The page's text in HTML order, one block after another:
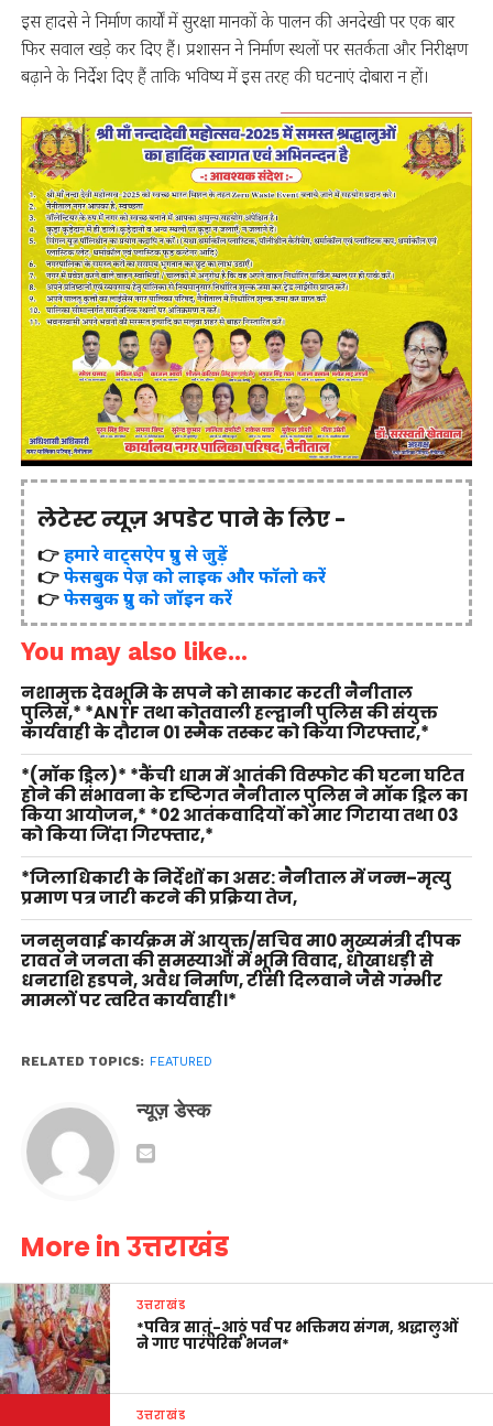
इस हादसे ने निर्माण कार्यों में सुरक्षा मानकों के पालन की अनदेखी पर एक बार
फिर सवाल खड़े कर दिए हैं। प्रशासन ने निर्माण स्थलों पर सतर्कता और निरीक्षण
बढ़ाने के निर्देश दिए हैं ताकि भविष्य में इस तरह की घटनाएं दोबारा न हों।
लेटेस्ट न्यूज़ अपडेट पाने के लिए -
👉हमारे वाट्सऐप ग्रुप से जुड़ें
👉फेसबुक पेज़ को लाइक और फॉलो करें
👉फेसबुक ग्रुप को जॉइन करें
You may also like...
नशामुक्त देवभूमि के सपने को साकार करती नैनीताल
पुलिस,* *ANTF तथा कोतवाली हल्द्वानी पुलिस की संयुक्त
कार्यवाही के दौरान 01 स्मैक तस्कर को किया गिरफ्तार,*
*(मॉक ड्रिल)* *कैंची धाम में आतंकी विस्फोट की घटना घटित
होने की संभावना के दृष्टिगत नैनीताल पुलिस ने मॉक ड्रिल का
किया आयोजन,* *02 आतंकवादियों को मार गिराया तथा 03
को किया जिंदा गिरफ्तार,*
*जिलाधिकारी के निर्देशों का असर: नैनीताल में जन्म–मृत्यु
प्रमाण पत्र जारी करने की प्रक्रिया तेज,
जनसुनवाई कार्यक्रम में आयुक्त/सचिव मा0 मुख्यमंत्री दीपक
रावत ने जनता की समस्याओं में भूमि विवाद, धोखाधड़ी से
धनराशि हडपने, अवैध निर्माण, टीसी दिलवाने जैसे गम्भीर
मामलों पर त्वरित कार्यवाही।*
RELATED TOPICS: FEATURED
न्यूज़ डेस्क
More in उत्तराखंड
उत्तराखंड
*पवित्र सातूं-आठूं पर्व पर भक्तिमय संगम, श्रद्धालुओं
ने गाए पारंपरिक भजन*
उत्तराखंड